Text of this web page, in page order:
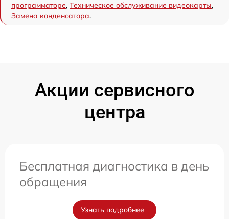
программаторе, Техническое обслуживание видеокарты,
Замена конденсатора.
Акции сервисного
центра
Бесплатная диагностика в день
обращения
Узнать подробнее